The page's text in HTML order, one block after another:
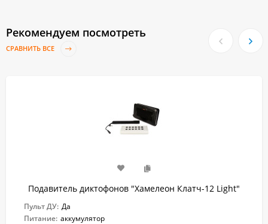
Рекомендуем посмотреть
СРАВНИТЬ ВСЕ
Подавитель диктофонов "Хамелеон Клатч-12 Light"
Пульт ДУ: Да
Питание: аккумулятор